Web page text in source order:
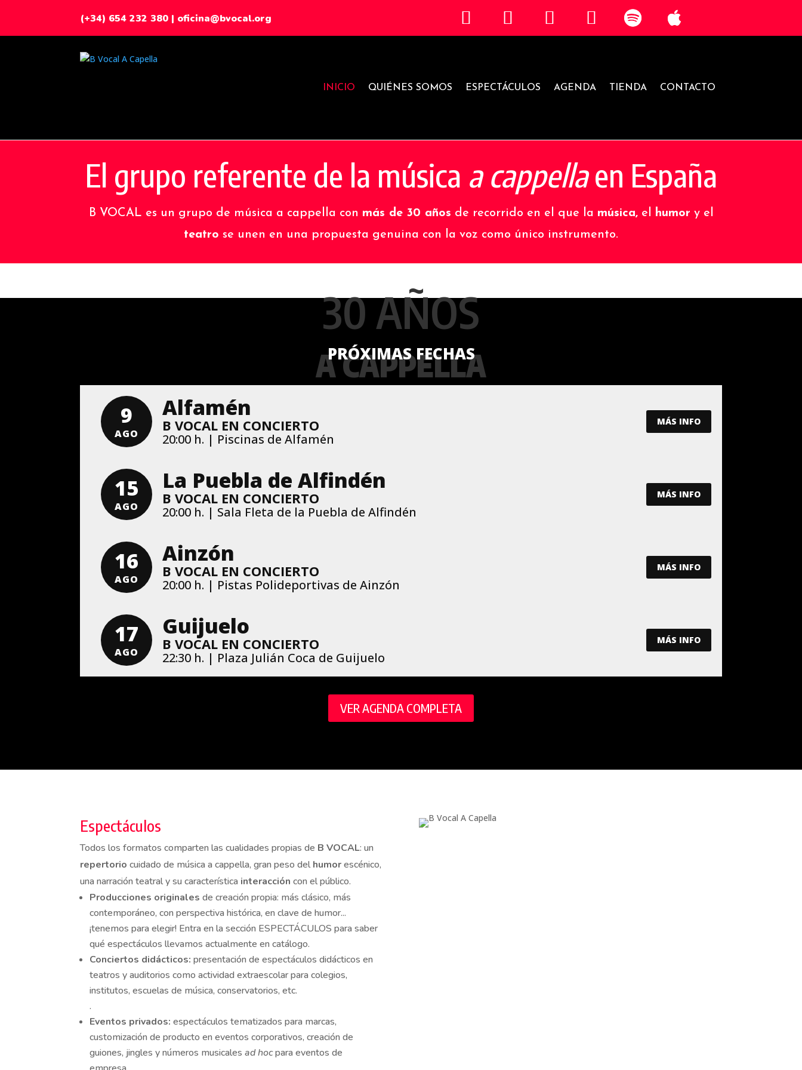
(+34) 654 232 380 | oficina@bvocal.org
INICIO QUIÉNES SOMOS ESPECTÁCULOS AGENDA TIENDA CONTACTO
El grupo referente de la música a cappellaen España
B VOCAL es un grupo de música a cappella con más de 30 años de recorrido en el que la música,el humor y el
teatro se unen en una propuesta genuina con la voz como único instrumento.
30 AÑOS
A CAPPELLA
PRÓXIMAS FECHAS
9
AGO
Alfamén
B VOCAL EN CONCIERTO
20:00 h. | Piscinas de Alfamén
MÁS INFO
15
AGO
La Puebla de Alfindén
B VOCAL EN CONCIERTO
20:00 h. | Sala Fleta de la Puebla de Alfindén
MÁS INFO
16
AGO
Ainzón
B VOCAL EN CONCIERTO
20:00 h. | Pistas Polideportivas de Ainzón
MÁS INFO
17
AGO
Guijuelo
B VOCAL EN CONCIERTO
22:30 h. | Plaza Julián Coca de Guijuelo
MÁS INFO
VER AGENDA COMPLETA
Espectáculos
Todos los formatos comparten las cualidades propias de B VOCAL: un
repertorio cuidado de música a cappella, gran peso delhumorescénico,
una narración teatral y su característica interacción con el público.
Producciones originales de creación propia: más clásico, más
contemporáneo, con perspectiva histórica, en clave de humor...
¡tenemos para elegir! Entra en la sección ESPECTÁCULOS para saber
qué espectáculos llevamos actualmente en catálogo.
Conciertos didácticos:presentación de espectáculos didácticos en
teatros y auditorios como actividad extraescolar para colegios,
institutos, escuelas de música, conservatorios, etc.
.
Eventos privados: espectáculos tematizados para marcas,
customización de producto en eventos corporativos, creación de
guiones, jingles y números musicalesad hocpara eventos de